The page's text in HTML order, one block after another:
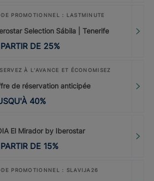
PROMOTIONNEL : LASTMINUTE
Selection Sábila | Tenerife
DE 25%
À L’AVANCE ET ÉCONOMISEZ
de réservation anticipée
40%
El Mirador by Iberostar
DE 15%
PROMOTIONNEL : SLAVIJA26